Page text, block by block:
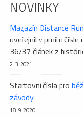
NOVINKY
Magazín Distance
uveřejnil v prním
36/37 článek z
2. 3. 2021
Startovní čísla pro
závody
18. 9. 2020